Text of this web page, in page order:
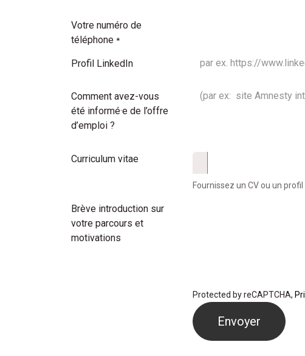
Votre numéro de
téléphone *
Profil LinkedIn
Comment avez-vous
été informé·e de l’offre
d’emploi ?
Curriculum vitae
Fournissez un CV ou un profil
Brève introduction sur
votre parcours et
motivations
Protected by reCAPTCHA,
Envoyer